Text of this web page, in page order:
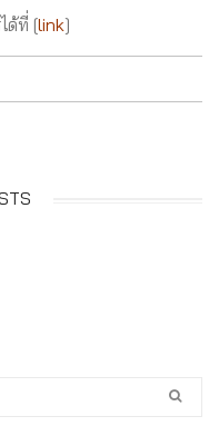
ด้ที่ [link]